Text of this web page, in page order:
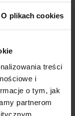
O plikach cookies
treści
i
o tym, jak
partnerom